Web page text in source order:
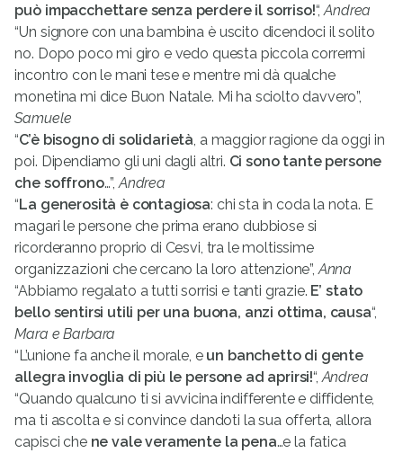
può impacchettare senza perdere il sorriso!“,Andrea
“Un signore con una bambina è uscito dicendoci il solito
no. Dopo poco mi giro e vedo questa piccola corrermi
incontro con le mani tese e mentre mi dà qualche
monetina mi dice Buon Natale. Mi ha sciolto davvero”,
Samuele
“C’è bisogno di solidarietà , a maggior ragione da oggi in
poi. Dipendiamo gli uni dagli altri. Ci sono tante persone
che soffrono…”, Andrea
“La generosità è contagiosa: chi sta in coda la nota. E
magari le persone che prima erano dubbiose si
ricorderanno proprio di Cesvi, tra le moltissime
organizzazioni che cercano la loro attenzione”, Anna
“Abbiamo regalato a tutti sorrisi e tanti grazie. E’ stato
bello sentirsi utili per una buona, anzi ottima, causa“,
Mara e Barbara
“L’unione fa anche il morale, e un banchetto di gente
allegra invoglia di più le persone ad aprirsi!“, Andrea
“Quando qualcuno ti si avvicina indifferente e diffidente,
ma ti ascolta e si convince dandoti la sua offerta, allora
capisci che ne vale veramente la pena…e la fatica